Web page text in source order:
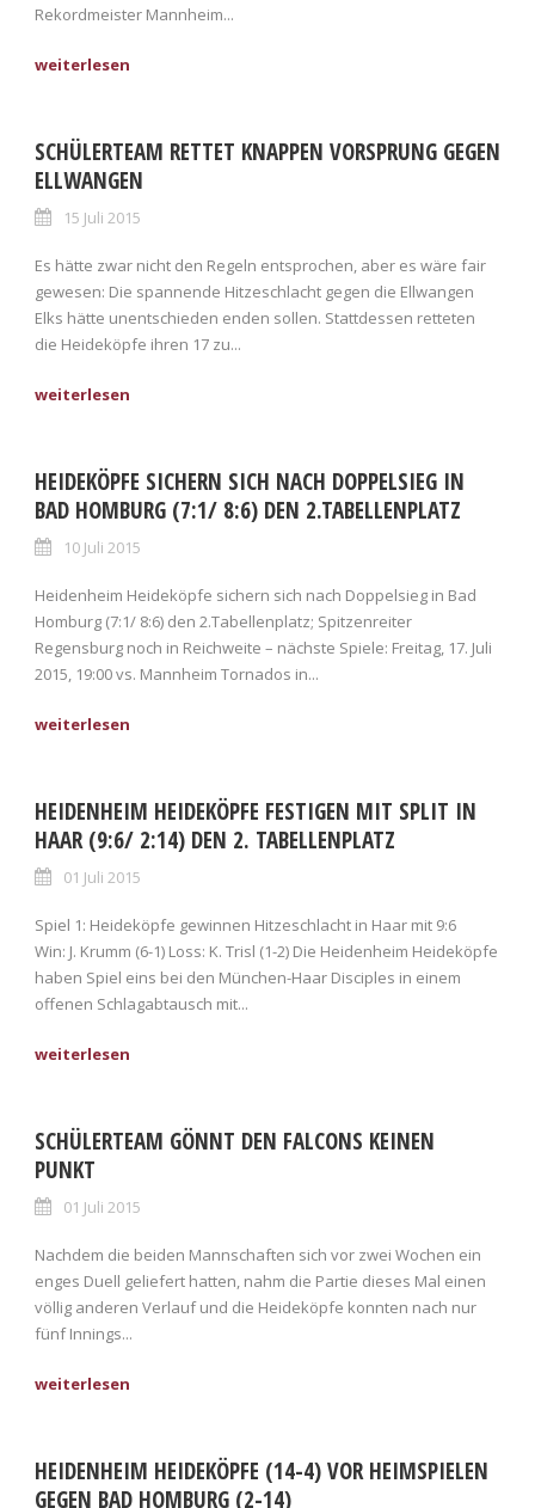
Rekordmeister Mannheim...
SCHÜLERTEAM RETTET KNAPPEN VORSPRUNG GEGEN
ELLWANGEN
15 Juli 2015
Es hätte zwar nicht den Regeln entsprochen, aber es wäre fair
gewesen: Die spannende Hitzeschlacht gegen die Ellwangen
Elks hätte unentschieden enden sollen. Stattdessen retteten
die Heideköpfe ihren 17 zu...
HEIDEKÖPFE SICHERN SICH NACH DOPPELSIEG IN
BAD HOMBURG (7:1/ 8:6) DEN 2.TABELLENPLATZ
10 Juli 2015
Heidenheim Heideköpfe sichern sich nach Doppelsieg in Bad
Homburg (7:1/ 8:6) den 2.Tabellenplatz; Spitzenreiter
Regensburg noch in Reichweite – nächste Spiele: Freitag, 17. Juli
2015, 19:00 vs. Mannheim Tornados in...
HEIDENHEIM HEIDEKÖPFE FESTIGEN MIT SPLIT IN
HAAR (9:6/ 2:14) DEN 2. TABELLENPLATZ
01 Juli 2015
Spiel 1: Heideköpfe gewinnen Hitzeschlacht in Haar mit 9:6
Win: J. Krumm (6-1) Loss: K. Trisl (1-2) Die Heidenheim Heideköpfe
haben Spiel eins bei den München-Haar Disciples in einem
offenen Schlagabtausch mit...
SCHÜLERTEAM GÖNNT DEN FALCONS KEINEN
PUNKT
01 Juli 2015
Nachdem die beiden Mannschaften sich vor zwei Wochen ein
enges Duell geliefert hatten, nahm die Partie dieses Mal einen
völlig anderen Verlauf und die Heideköpfe konnten nach nur
fünf Innings...
HEIDENHEIM HEIDEKÖPFE (14-4) VOR HEIMSPIELEN
GEGEN BAD HOMBURG (2-14)